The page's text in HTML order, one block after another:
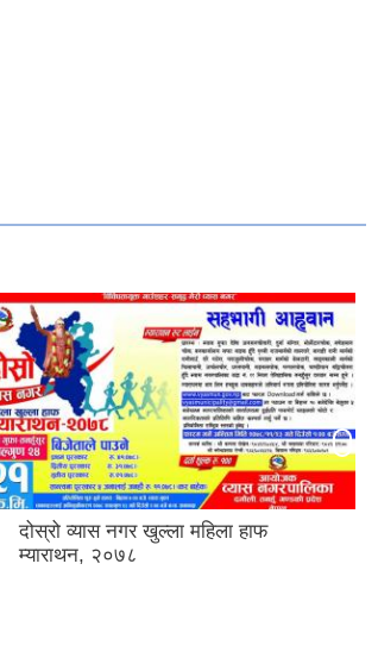
दोस्रो व्यास नगर खुल्ला महिला हाफ
म्याराथन, २०७८